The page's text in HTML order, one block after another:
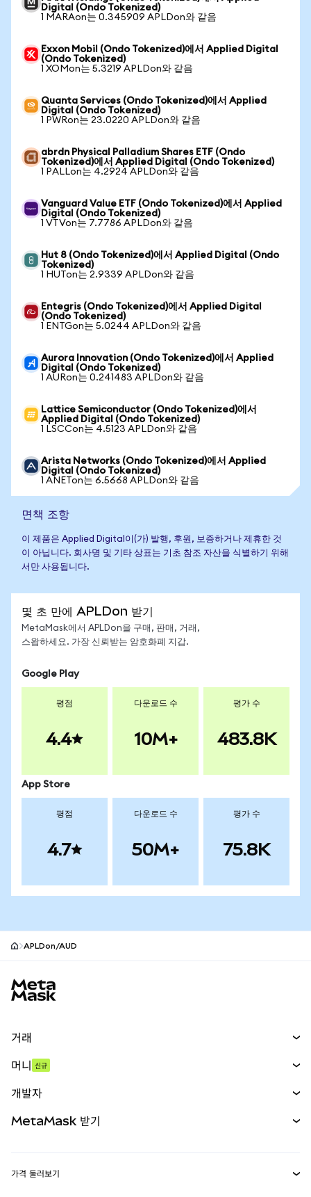
Digital (Ondo Tokenized)
1 MARAon는 0.345909 APLDon와 같음
Exxon Mobil (Ondo Tokenized)에서 Applied Digital
(Ondo Tokenized)
1 XOMon는 5.3219 APLDon와 같음
Quanta Services (Ondo Tokenized)에서 Applied
Digital (Ondo Tokenized)
1 PWRon는 23.0220 APLDon와 같음
abrdn Physical Palladium Shares ETF (Ondo
Tokenized)에서 Applied Digital (Ondo Tokenized)
1 PALLon는 4.2924 APLDon와 같음
Vanguard Value ETF (Ondo Tokenized)에서 Applied
Digital (Ondo Tokenized)
1 VTVon는 7.7786 APLDon와 같음
Hut 8 (Ondo Tokenized)에서 Applied Digital (Ondo
Tokenized)
1 HUTon는 2.9339 APLDon와 같음
Entegris (Ondo Tokenized)에서 Applied Digital
(Ondo Tokenized)
1 ENTGon는 5.0244 APLDon와 같음
Aurora Innovation (Ondo Tokenized)에서 Applied
Digital (Ondo Tokenized)
1 AURon는 0.241483 APLDon와 같음
Lattice Semiconductor (Ondo Tokenized)에서
Applied Digital (Ondo Tokenized)
1 LSCCon는 4.5123 APLDon와 같음
Arista Networks (Ondo Tokenized)에서 Applied
Digital (Ondo Tokenized)
1 ANETon는 6.5668 APLDon와 같음
면책 조항
이 제품은 Applied Digital이(가) 발행, 후원, 보증하거나 제휴한 것
이 아닙니다. 회사명 및 기타 상표는 기초 참조 자산을 식별하기 위해
서만 사용됩니다.
몇 초 만에 APLDon 받기
MetaMask에서 APLDon을 구매, 판매, 거래,
스왑하세요. 가장 신뢰받는 암호화폐 지갑.
Google Play
평점
4.4
다운로드 수
10M+
평가 수
483.8K
App Store
평점
4.7
다운로드 수
50M+
평가 수
75.8K
APLDon/AUD
거래
무기한 선물
실물자산
머니 신규
개발자
MetaMask 받기
가격 둘러보기